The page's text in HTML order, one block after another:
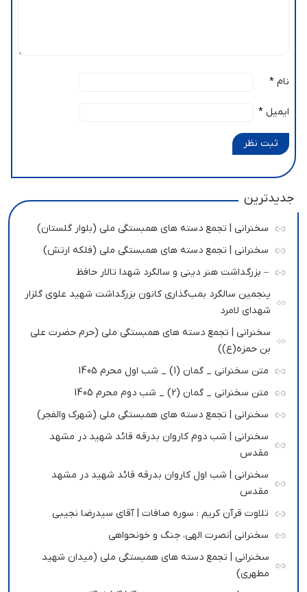
نام *
ایمیل *
ثبت نظر
جدیدترین
سخنرانی | تجمع دسته های همبستگی ملی (بلوار گلستان)
سخنرانی | تجمع دسته های همبستگی ملی (فلکه ارتش)
– بزرگداشت هنر دینی و سالگرد شهدا تالار حافظ
پنجمین سالگرد بمب‌گذاری کانون بزرگداشت شهید علوی گلزار
شهدای لامرد
سخنرانی | تجمع دسته های همبستگی ملی (حرم حضرت علی
بن حمزه(ع))
متن سخنرانی _ گمان (1) _ شب اول محرم 1405
متن سخنرانی _ گمان (2) _ شب دوم محرم 1405
سخنرانی | تجمع دسته های همبستگی ملی (شهرک والفجر)
سخنرانی | شب دوم کاروان بدرقه قائد شهید در مشهد
مقدس
سخنرانی | شب اول کاروان بدرقه قائد شهید در مشهد
مقدس
تلاوت قرآن کریم : سوره صافات | آقای سیدرضا نجیبی
سخنرانی |نصرت الهی، جنگ و خونحواهی
سخنرانی | تجمع دسته های همبستگی ملی (میدان شهید
مطهری)